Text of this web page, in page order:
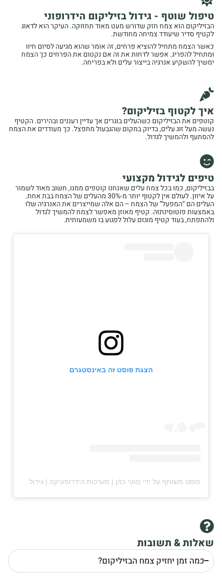
טיפול שוטף - גידול בזיליקום הידרופוני
הבזיליקום הוא צמח חזק שדורש מעט מאוד תחזוקה. העיקר הוא לדאוג
לקטיף סדיר שיעודד צמיחה מחודשת.
כאשר הצמח מתחיל להוציא פרחים, זה אומר שהוא מגיעה לסיום חיוו
ומתחיל להפריג. אפשר לדחות את זה אם נקטום את הפרחים כך הצמח
ימשיך להשקיע אנרגיה בייצור עלים ולא בפריחה.
איך לקטוף בזיליקום?
קוטפים את הבזיליקום כשהעלים בוגרים אך עדיין רעננים ובהירים. הקטיף
נעשה מעל זוג עלים, בדיוק במקום שהגבעול מתפצל. כך מעודדים את הצמח
להסתעף ולהמשיך לגדול.
טיפים לגידול מקצועי
בבזיליקום, כמו בכל צמח עלים שאנחנו קוטפים ממנו, חשוב מאוד לשמור
על איזון. לעולם אין לקטוף יותר מ-30% מהעלים של הצמח בבת אחת.
העלים הם “המפעל” של הצמח – הם אלה שמייצרים את האנרגיה שלו
באמצעות פוטוסינתזה. קטיף מאוזן מאפשר לצמח להמשיך לגדול
ולהתפתח, בעוד קטיף מוגזם עלול לפגוע בו משמעותית.
הצגת פוסט זה באינסטגרם
פוסט משותף על ידי ‏‎מוטי כהן | מערכות הידרופוניקה | גידול ירקות בבית‎‏ (@‏‎moti_livingreen‎‏)
שאלות & תשובות
כמה זמן יחזיק צמח הבזיליקום?